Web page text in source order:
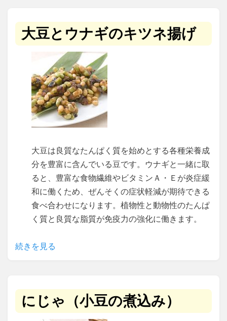
大豆とウナギのキツネ揚げ
大豆は良質なたんぱく質を始めとする各種栄養成
分を豊富に含んでいる豆です。ウナギと一緒に取
ると、豊富な食物繊維やビタミンＡ・Ｅが炎症緩
和に働くため、ぜんそくの症状軽減が期待できる
食べ合わせになります。植物性と動物性のたんぱ
く質と良質な脂質が免疫力の強化に働きます。
続きを見る
にじゃ（小豆の煮込み）